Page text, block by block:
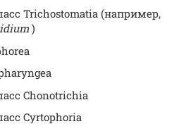
Trichostomatia (например,
)
Chonotrichia
Cyrtophoria